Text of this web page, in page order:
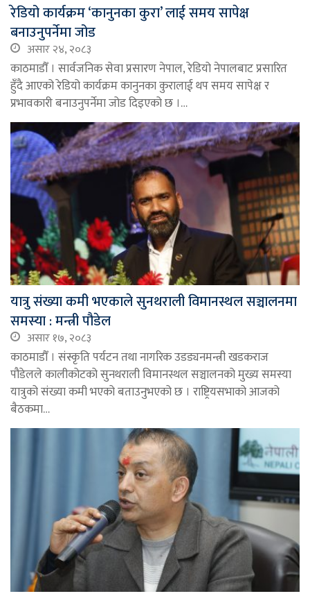
रेडियो कार्यक्रम ‘कानुनका कुरा’ लाई समय सापेक्ष
बनाउनुपर्नेमा जोड
असार २४, २०८३
काठमाडौँ । सार्वजनिक सेवा प्रसारण नेपाल, रेडियो नेपालबाट प्रसारित
हुँदै आएको रेडियो कार्यक्रम कानुनका कुरालाई थप समय सापेक्ष र
प्रभावकारी बनाउनुपर्नेमा जोड दिइएको छ ।…
यात्रु संख्या कमी भएकाले सुनथराली विमानस्थल सञ्चालनमा
समस्या : मन्त्री पौडेल
असार १७, २०८३
काठमाडौँ । संस्कृति पर्यटन तथा नागरिक उडड्यनमन्त्री खडकराज
पौडेलले कालीकोटको सुनथराली विमानस्थल सञ्चालनको मुख्य समस्या
यात्रुको संख्या कमी भएको बताउनुभएको छ । राष्ट्रियसभाको आजको
बैठकमा…